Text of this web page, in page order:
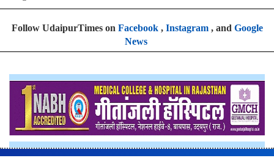
Follow UdaipurTimes on Facebook, Instagram, and Google
News